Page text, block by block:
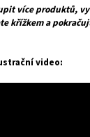
více produktů,
křížkem a
video: